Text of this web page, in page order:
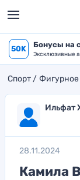
50K Бонусы на
Эксклюзивные
Спорт
Ильфат
28.11.2024
Камила